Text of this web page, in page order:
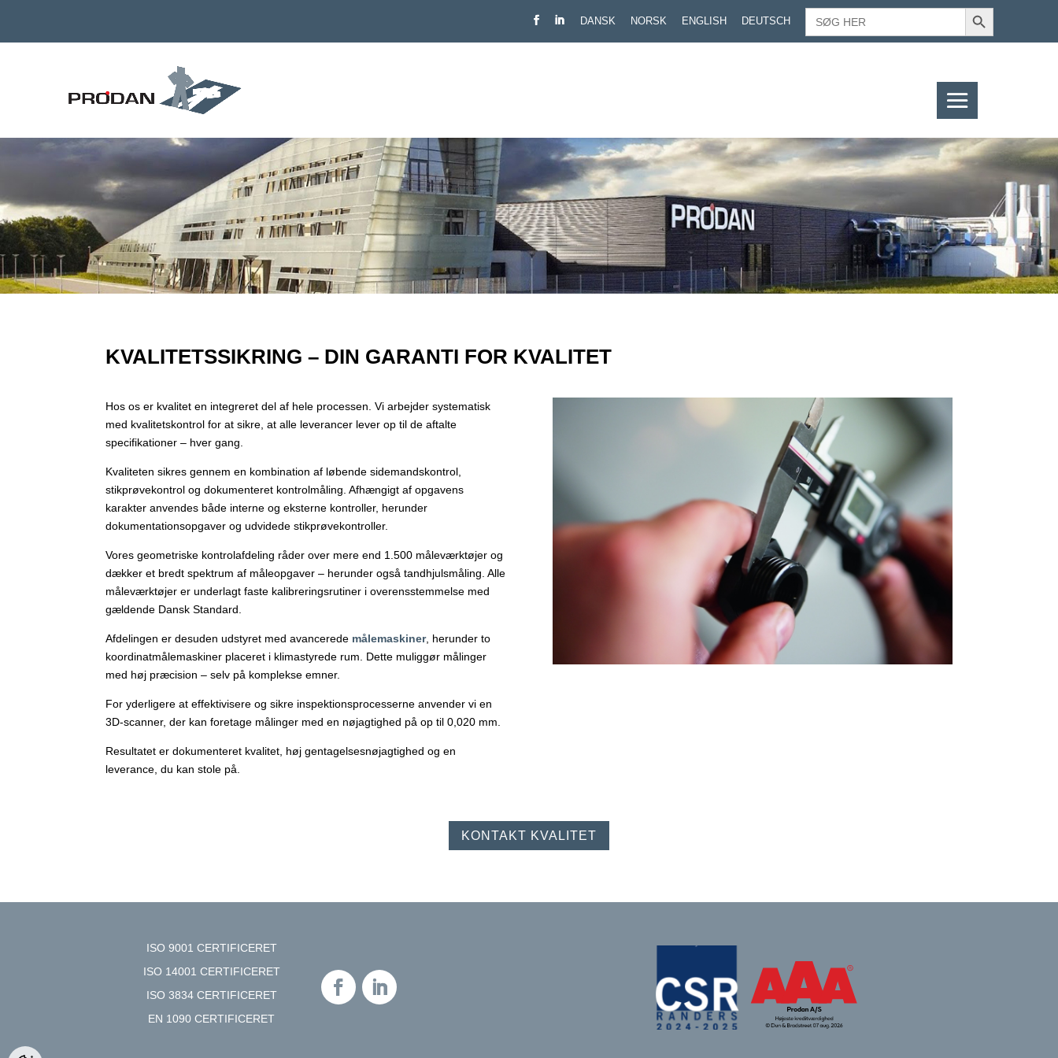
DANSK NORSK ENGLISH DEUTSCH
SEARCH
FOR:
Search Button
KVALITETSSIKRING – DIN GARANTI FOR KVALITET
Hos os er kvalitet en integreret del af hele processen. Vi arbejder systematisk
med kvalitetskontrol for at sikre, at alle leverancer lever op til de aftalte
specifikationer – hver gang.
Kvaliteten sikres gennem en kombination af løbende sidemandskontrol,
stikprøvekontrol og dokumenteret kontrolmåling. Afhængigt af opgavens
karakter anvendes både interne og eksterne kontroller, herunder
dokumentationsopgaver og udvidede stikprøvekontroller.
Vores geometriske kontrolafdeling råder over mere end 1.500 måleværktøjer og
dækker et bredt spektrum af måleopgaver – herunder også tandhjulsmåling. Alle
måleværktøjer er underlagt faste kalibreringsrutiner i overensstemmelse med
gældende Dansk Standard.
Afdelingen er desuden udstyret med avancerede målemaskiner, herunder to
koordinatmålemaskiner placeret i klimastyrede rum. Dette muliggør målinger
med høj præcision – selv på komplekse emner.
For yderligere at effektivisere og sikre inspektionsprocesserne anvender vi en
3D-scanner, der kan foretage målinger med en nøjagtighed på op til 0,020 mm.
Resultatet er dokumenteret kvalitet, høj gentagelsesnøjagtighed og en
leverance, du kan stole på.
KONTAKT KVALITET
ISO 9001 CERTIFICERET
ISO 14001 CERTIFICERET
ISO 3834 CERTIFICERET
EN 1090 CERTIFICERET